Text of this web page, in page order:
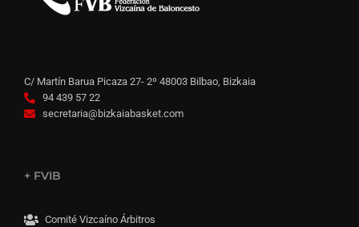
C/ Martín Barua Picaza 27- 2º 48003 Bilbao, Bizkaia
94 439 57 22
secretaria@bizkaiabasket.com
+ FVIB
Comité Vizcaíno Árbitros